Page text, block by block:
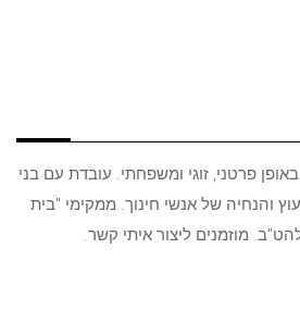
פרטני, זוגי ומשפחתי. עובדת עם בני
והנחיה של אנשי חינוך. ממקימי "בית
מוזמנים ליצור איתי קשר.